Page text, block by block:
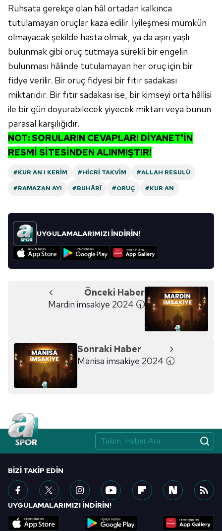
Ruhsata gerekçe olan hâl ortadan kalkınca
tutulamayan oruçlar kaza edilir. İyileşmesi mümkün
olmayacak şekilde hasta olmak, ya da aşırı yaşlı
bulunmak gibi oruç tutmaya sürekli bir engelin
bulunması hâlinde tutulamayan her oruç için bir
fidye verilir. Bir oruç fidyesi bir fıtır sadakası
miktarıdır. Bir fıtır sadakası ise, bir kimseyi orta hâllisi
ile bir gün doyurabilecek yiyecek miktarı veya bunun
parasal karşılığıdır.
NOT: SORULARIN CEVAPLARI DİYANET'İN
RESMİ SİTESİNDEN ALINMIŞTIR!
#KUR AN I KERIM #HICRI TAKVIM
#ALLAH RESULÜ
#RAMAZAN AYI
#BUHÂRÎ #ORUÇ #KUR AN
UYGULAMALARIMIZI İNDİRİN!
Önceki Haber
Mardin imsakiye 2024 🕣
Sonraki Haber
Manisa imsakiye 2024 🕣
BIZI TAKIP EDIN
UYGULAMALARIMIZI İNDİRİN!